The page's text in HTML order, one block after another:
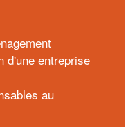
d'une entreprise
au